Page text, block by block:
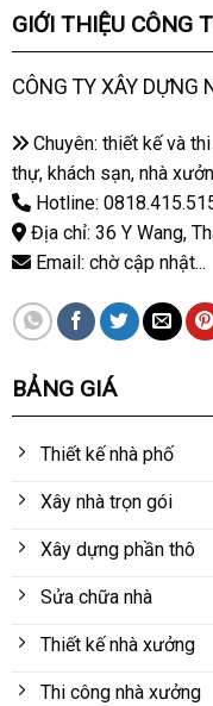
GIỚI THIỆU CÔNG
CÔNG TY XÂY DỰNG
Chuyên: thiết kế và
thự, khách sạn, nhà
Hotline:
Địa chỉ: 36 Y Wang,
Email: chờ cập nhật...
BẢNG GIÁ
Thiết kế nhà phố
Xây nhà trọn gói
Xây dựng phần thô
Sửa chữa nhà
Thiết kế nhà xưởng
Thi công nhà xưởng